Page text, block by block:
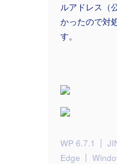
ルアドレス（
かったので対
す。
WP 6.7.1
Edge